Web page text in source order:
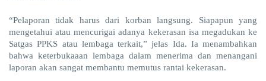
“Pelaporan tidak harus dari korban langsung. Siapapun yang
mengetahui atau mencurigai adanya kekerasan isa megadukan ke
Satgas PPKS atau lembaga terkait,” jelas Ida. Ia menambahkan
bahwa keterbukaaan lembaga dalam menerima dan menangani
laporan akan sangat membantu memutus rantai kekerasan.